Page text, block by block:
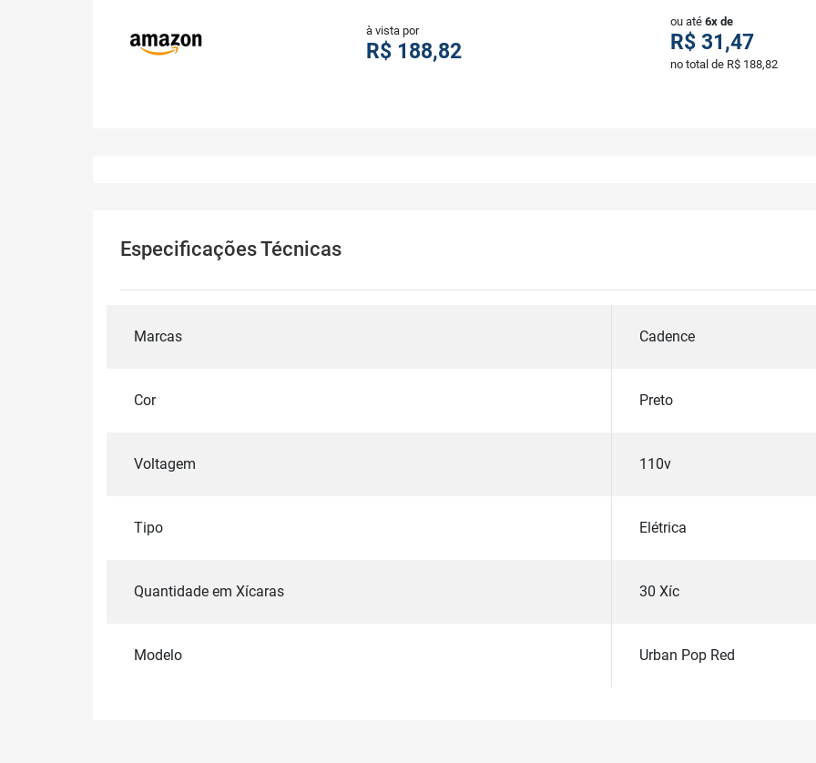
à vista por
R$ 188,82
ou até 6x de
R$ 31,47
no total de R$ 188,82
Especificações Técnicas
Marcas Cadence
Cor Preto
Voltagem 110v
Tipo Elétrica
Quantidade em Xícaras 30 Xíc
Modelo Urban Pop Red